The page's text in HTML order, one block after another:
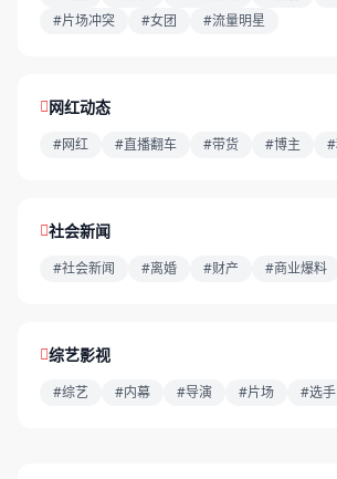
#片场冲突
#女团 #流量明星
网红动态
#网红 #直播翻车 #带货 #博主
社会新闻
#社会新闻 #离婚 #财产 #商业爆料
综艺影视
#综艺 #内幕 #导演 #片场 #选手